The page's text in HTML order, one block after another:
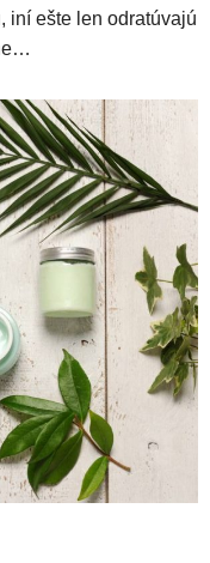
iní ešte len odratúvajú